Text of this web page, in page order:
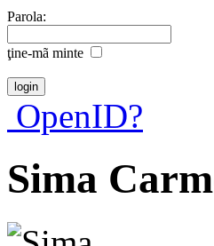
Parola:
ţine-mã minte
OpenID?
Sima